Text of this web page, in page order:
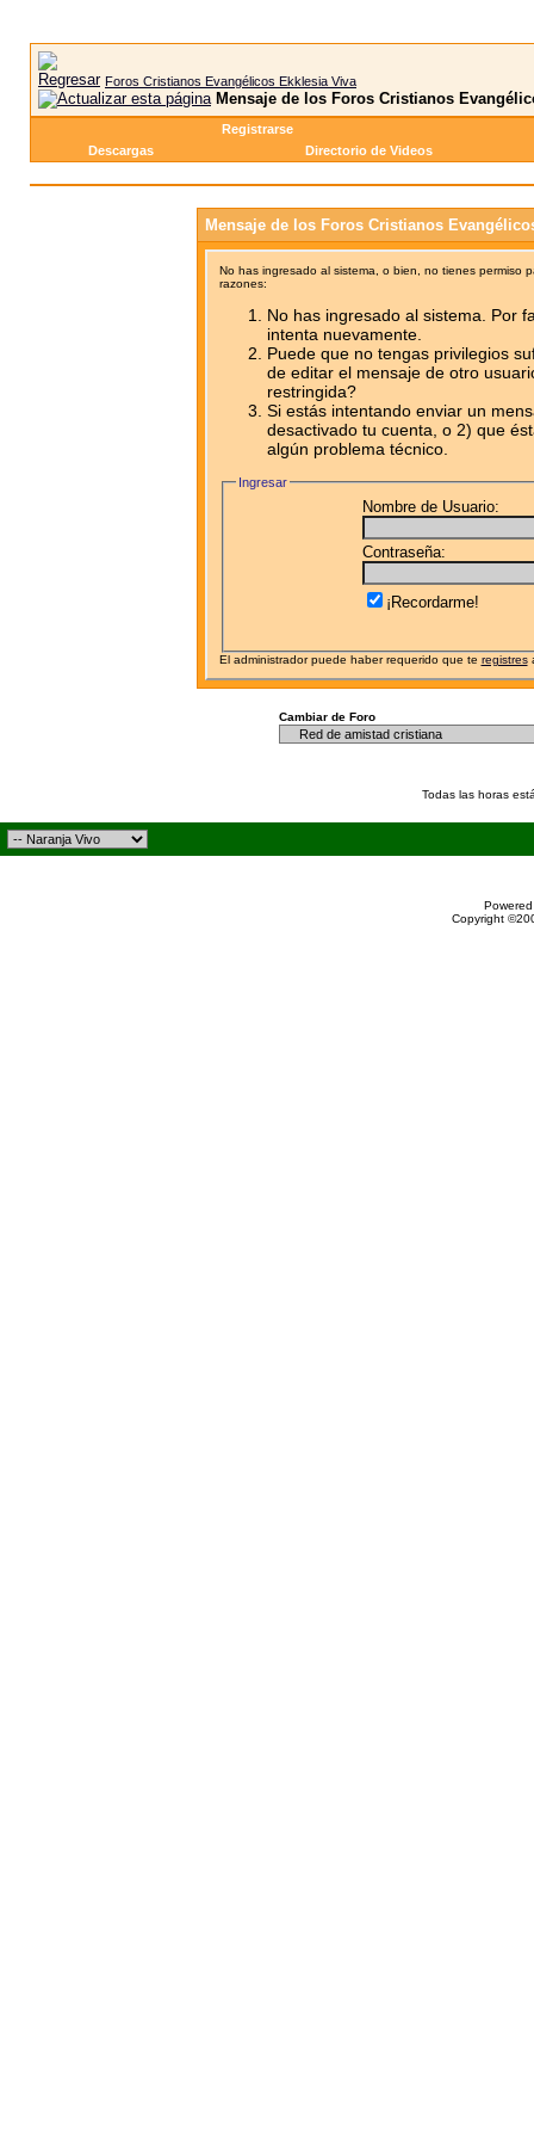
Foros Cristianos Evangélicos Ekklesia Viva
Mensaje de los Foros Cristianos
Registrarse
Descargas
Directorio de Videos
Mensaje de los Foros Cristianos
No has ingresado al sistema, o bien, no tienes permiso
razones:
No has ingresado al sistema. Por
intenta nuevamente.
Puede que no tengas privilegios
de editar el mensaje de otro
restringida?
Si estás intentando enviar un
desactivado tu cuenta, o 2) que
algún problema técnico.
Ingresar
Nombre de Usuario:
Contraseña:
¡Recordarme!
El administrador puede haber requerido que te registres
Cambiar de Foro
Todas las horas
Copyright